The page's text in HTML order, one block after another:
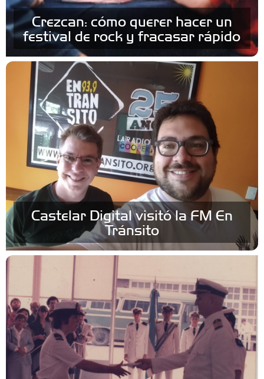
Crezcan: cómo querer hacer un
festival de rock y fracasar rápido
Castelar Digital visitó la FM En
Tránsito